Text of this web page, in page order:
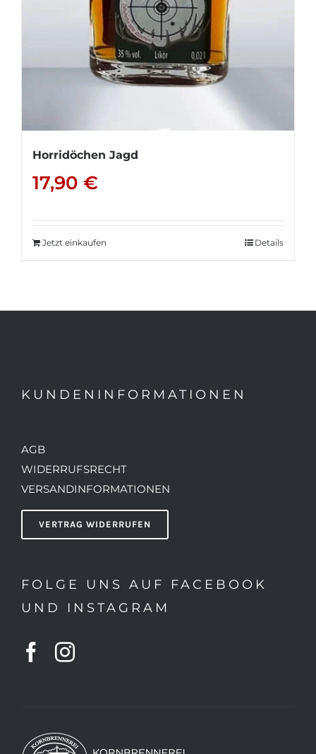
Horridöchen Jagd
17,90 €
Jetzt einkaufen Details
KUNDENINFORMATIONEN
AGB
WIDERRUFSRECHT
VERSANDINFORMATIONEN
VERTRAG WIDERRUFEN
FOLGE UNS AUF FACEBOOK
UND INSTAGRAM